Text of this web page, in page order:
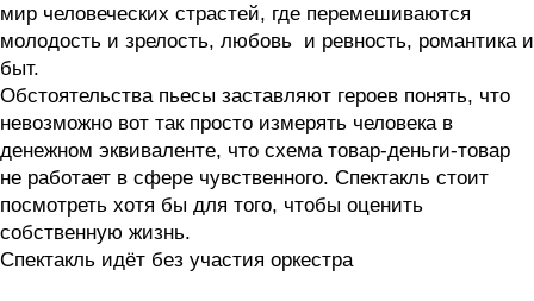
мир человеческих страстей, где перемешиваются
молодость и зрелость, любовь и ревность, романтика и
быт.
Обстоятельства пьесы заставляют героев понять, что
невозможно вот так просто измерять человека в
денежном эквиваленте, что схема товар-деньги-товар
не работает в сфере чувственного. Спектакль стоит
посмотреть хотя бы для того, чтобы оценить
собственную жизнь.
Спектакль идёт без участия оркестра